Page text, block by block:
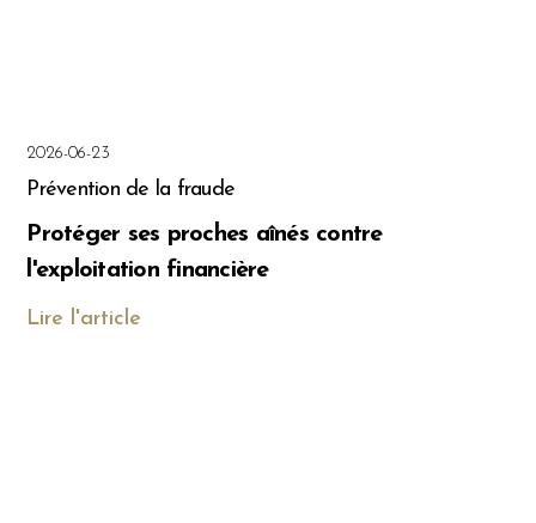
2026-06-23
Prévention de la fraude
Protéger ses proches aînés contre
l'exploitation financière
Lire l'article